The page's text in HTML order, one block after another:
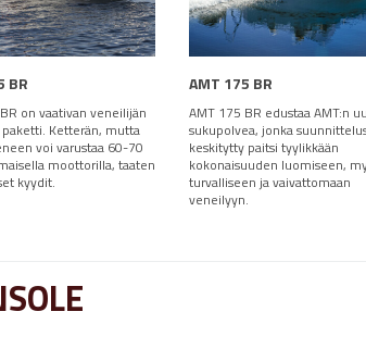
BR
on vaativan veneilijän
Ketterän, mutta
voi varustaa 60-70
moottorilla, taaten
kyydit.
AMT 175 BR
AMT 175 BR edustaa AMT:n
sukupolvea, jonka
keskitytty paitsi tyylikkään
kokonaisuuden luomiseen,
turvalliseen ja vaivattomaan
veneilyyn.